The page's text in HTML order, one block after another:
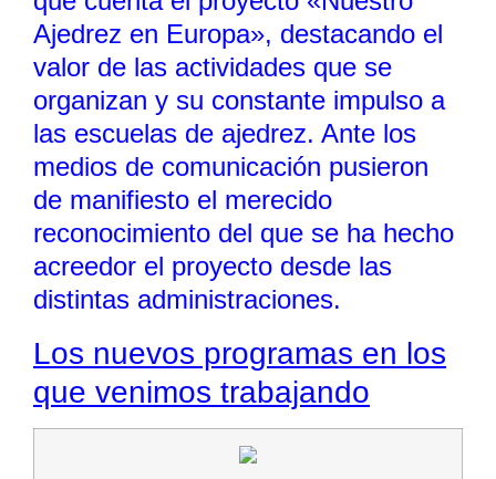
Ajedrez en Europa», destacando el
valor de las actividades que se
organizan y su constante impulso a
las escuelas de ajedrez. Ante los
medios de comunicación pusieron
de manifiesto el merecido
reconocimiento del que se ha hecho
acreedor el proyecto desde las
distintas administraciones.
Los nuevos programas en los
que venimos trabajando